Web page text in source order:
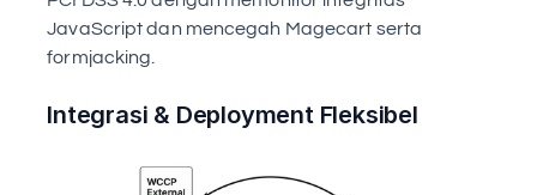
JavaScript dan mencegah Magecart serta
formjacking.
Integrasi & Deployment Fleksibel